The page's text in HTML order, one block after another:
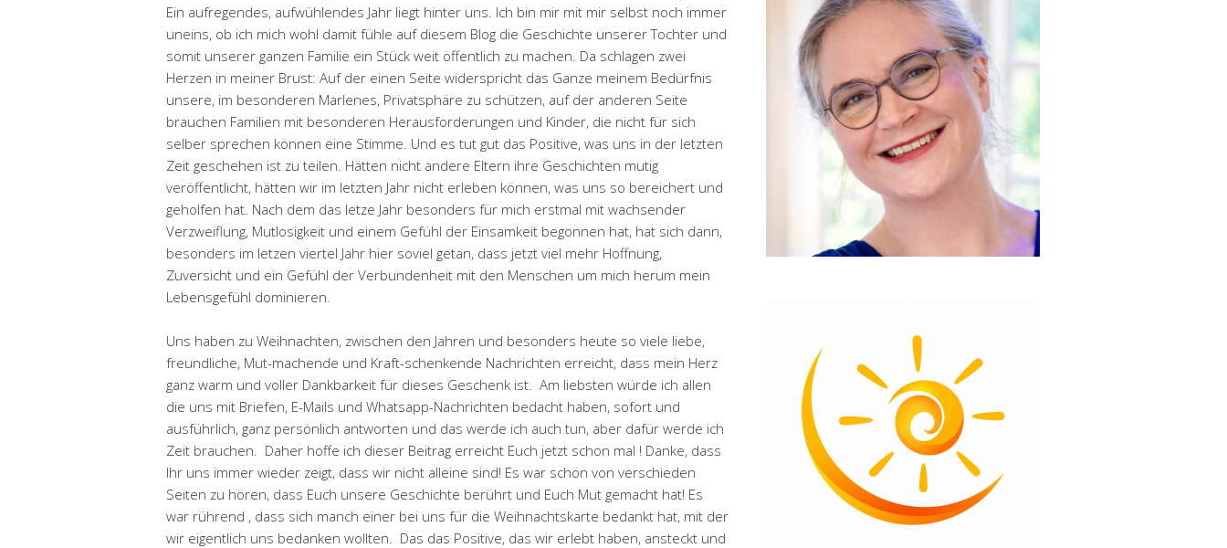
Ein aufregendes, aufwühlendes Jahr liegt hinter uns. Ich bin mir mit mir selbst noch immer
uneins, ob ich mich wohl damit fühle auf diesem Blog die Geschichte unserer Tochter und
somit unserer ganzen Familie ein Stück weit öffentlich zu machen. Da schlagen zwei
Herzen in meiner Brust: Auf der einen Seite widerspricht das Ganze meinem Bedürfnis
unsere, im besonderen Marlenes, Privatsphäre zu schützen, auf der anderen Seite
brauchen Familien mit besonderen Herausforderungen und Kinder, die nicht für sich
selber sprechen können eine Stimme. Und es tut gut das Positive, was uns in der letzten
Zeit geschehen ist zu teilen. Hätten nicht andere Eltern ihre Geschichten mutig
veröffentlicht, hätten wir im letzten Jahr nicht erleben können, was uns so bereichert und
geholfen hat. Nach dem das letze Jahr besonders für mich erstmal mit wachsender
Verzweiflung, Mutlosigkeit und einem Gefühl der Einsamkeit begonnen hat, hat sich dann,
besonders im letzen viertel Jahr hier soviel getan, dass jetzt viel mehr Hoffnung,
Zuversicht und ein Gefühl der Verbundenheit mit den Menschen um mich herum mein
Lebensgefühl dominieren.
Uns haben zu Weihnachten, zwischen den Jahren und besonders heute so viele liebe,
freundliche, Mut-machende und Kraft-schenkende Nachrichten erreicht, dass mein Herz
ganz warm und voller Dankbarkeit für dieses Geschenk ist. Am liebsten würde ich allen
die uns mit Briefen, E-Mails und Whatsapp-Nachrichten bedacht haben, sofort und
ausführlich, ganz persönlich antworten und das werde ich auch tun, aber dafür werde ich
Zeit brauchen. Daher hoffe ich dieser Beitrag erreicht Euch jetzt schon mal ! Danke, dass
Ihr uns immer wieder zeigt, dass wir nicht alleine sind! Es war schön von verschieden
Seiten zu hören, dass Euch unsere Geschichte berührt und Euch Mut gemacht hat! Es
war rührend , dass sich manch einer bei uns für die Weihnachtskarte bedankt hat, mit der
wir eigentlich uns bedanken wollten. Das das Positive, das wir erlebt haben, ansteckt und